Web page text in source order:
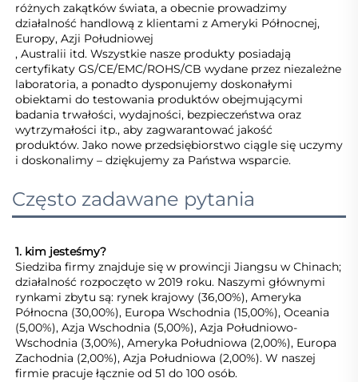
różnych zakątków świata, a obecnie prowadzimy
działalność handlową z klientami z Ameryki Północnej,
Europy, Azji Południowej
, Australii itd. Wszystkie nasze produkty posiadają
certyfikaty GS/CE/EMC/ROHS/CB wydane przez niezależne
laboratoria, a ponadto dysponujemy doskonałymi
obiektami do testowania produktów obejmującymi
badania trwałości, wydajności, bezpieczeństwa oraz
wytrzymałości itp., aby zagwarantować jakość
produktów. Jako nowe przedsiębiorstwo ciągle się uczymy
i doskonalimy – dziękujemy za Państwa wsparcie.
Często zadawane pytania
1. kim jesteśmy?
Siedziba firmy znajduje się w prowincji Jiangsu w Chinach;
działalność rozpoczęto w 2019 roku. Naszymi głównymi
rynkami zbytu są: rynek krajowy (36,00%), Ameryka
Północna (30,00%), Europa Wschodnia (15,00%), Oceania
(5,00%), Azja Wschodnia (5,00%), Azja Południowo-
Wschodnia (3,00%), Ameryka Południowa (2,00%), Europa
Zachodnia (2,00%), Azja Południowa (2,00%). W naszej
firmie pracuje łącznie od 51 do 100 osób.